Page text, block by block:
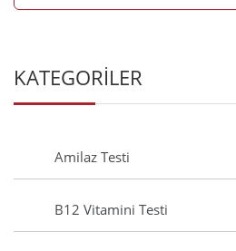
KATEGORİLER
Amilaz Testi
B12 Vitamini Testi